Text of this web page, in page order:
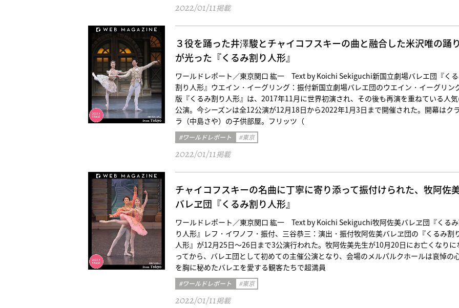
2022/01/11掲載
３役を踊った井澤駿とチャイコフスキーの曲と融合した米沢唯の踊り
が光った『くるみ割り人形』
ワールドレポート／東京関口 紘一 Text by Koichi Sekiguchi新国立劇場バレエ団『く
割り人形』ウエイン・イーグリング：振付新国立劇場バレエ団のウエイン・イーグリン
版『くるみ割り人形』は、2017年11月に世界初演され、その後も再演を重ねている人
公演。今シーズンは全12公演が12月18日から2022年1月3日まで開催された。開幕はク
ラ（中島さや）の子供部屋。フリッツ（
#ワールドレポート #東京
2022/01/11掲載
チャイコフスキーの名曲に丁寧に寄り添って振付けられた、牧阿佐
バレヱ団『くるみ割り人形』
ワールドレポート／東京関口 紘一 Text by Koichi Sekiguchi牧阿佐美バレヱ団『くる
り人形』レフ・イワノフ・振付、三谷恭三：演出・振付牧阿佐美バレヱ団の『くるみ割
人形』が12月25日〜26日まで3公演行われた。牧阿佐美先生が10月20日にお亡くなりに
ってから、バレエ団として初めての主催公演となり、会場のメルパルクホールは哀悼の
を胸に秘めたバレエを愛する観客たちで超満員
#ワールドレポート #東京
2022/01/11掲載